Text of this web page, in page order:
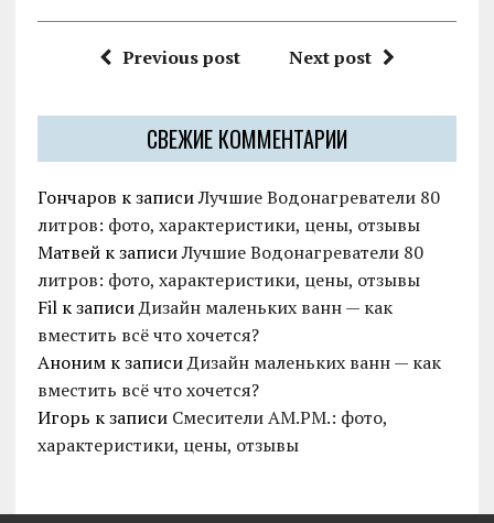
Previous post Next post
СВЕЖИЕ КОММЕНТАРИИ
Гончаров к записиЛучшие Водонагреватели 80
литров: фото, характеристики, цены, отзывы
Матвейк записиЛучшие Водонагреватели 80
литров: фото, характеристики, цены, отзывы
Filк записиДизайн маленьких ванн — как
вместить всё что хочется?
Анонимк записиДизайн маленьких ванн — как
вместить всё что хочется?
Игорь к записи Смесители AM.PM.: фото,
характеристики, цены, отзывы